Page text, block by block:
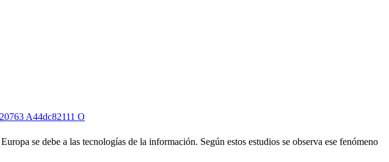
se debe a las tecnologías de la información. Según estos estudios se observa ese fenómeno